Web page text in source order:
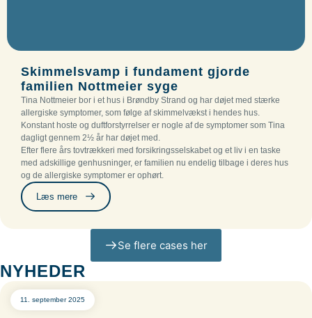
Skimmelsvamp i fundament gjorde
familien Nottmeier syge
Tina Nottmeier bor i et hus i Brøndby Strand og har døjet med stærke
allergiske symptomer, som følge af skimmelvækst i hendes hus.
Konstant hoste og duftforstyrrelser er nogle af de symptomer som Tina
dagligt gennem 2½ år har døjet med.
Efter flere års tovtrækkeri med forsikringsselskabet og et liv i en taske
med adskillige genhusninger, er familien nu endelig tilbage i deres hus
og de allergiske symptomer er ophørt.
Læs mere
Se flere cases her
NYHEDER
11. september 2025